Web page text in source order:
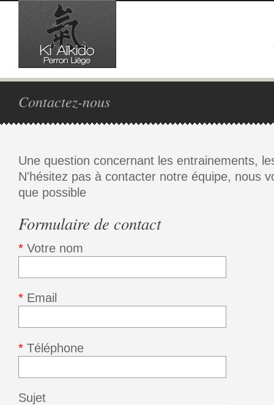
Contactez-nous
Une question concernant les entrainements,
N'hésitez pas à contacter notre équipe, nous
que possible
Formulaire de contact
* Votre nom
* Email
* Téléphone
Sujet